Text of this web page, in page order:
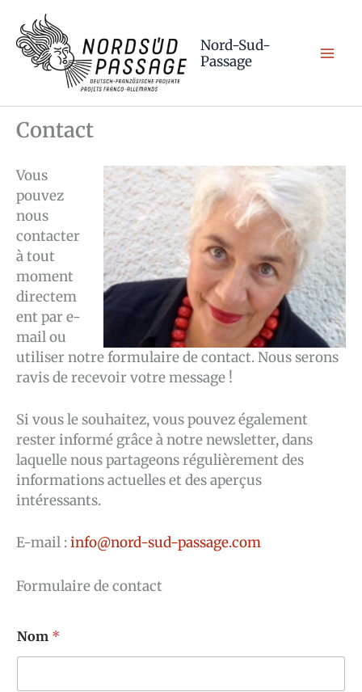
contenu
Nord-Sud-
Passage
Contact
Vous
pouvez
nous
contacter
à tout
moment
directem
ent par e-
mail ou
utiliser notre formulaire de contact. Nous serons
ravis de recevoir votre message !
Si vous le souhaitez, vous pouvez également
rester informé grâce à notre newsletter, dans
laquelle nous partageons régulièrement des
informations actuelles et des aperçus
intéressants.
E-mail :info@nord-sud-passage.com
Formulaire de contact
Nom *